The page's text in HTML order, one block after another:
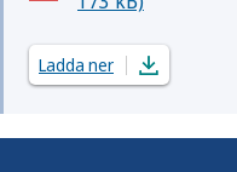
Ladda ner